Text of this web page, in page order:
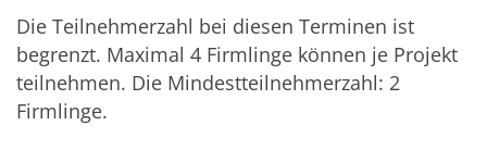
Die Teilnehmerzahl bei diesen Terminen ist
begrenzt. Maximal 4 Firmlinge können je Projekt
teilnehmen. Die Mindestteilnehmerzahl: 2
Firmlinge.